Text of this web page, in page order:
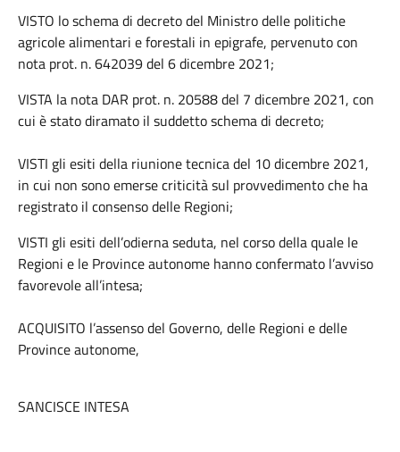
VISTO lo schema di decreto del Ministro delle politiche
agricole alimentari e forestali in epigrafe, pervenuto con
nota prot. n. 642039 del 6 dicembre 2021;
VISTA la nota DAR prot. n. 20588 del 7 dicembre 2021, con
cui è stato diramato il suddetto schema di decreto;
VISTI gli esiti della riunione tecnica del 10 dicembre 2021,
in cui non sono emerse criticità sul provvedimento che ha
registrato il consenso delle Regioni;
VISTI gli esiti dell’odierna seduta, nel corso della quale le
Regioni e le Province autonome hanno confermato l’avviso
favorevole all’intesa;
ACQUISITO l’assenso del Governo, delle Regioni e delle
Province autonome,
SANCISCE INTESA